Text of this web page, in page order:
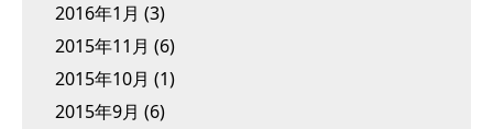
2016年1月 (3)
2015年11月 (6)
2015年10月 (1)
2015年9月 (6)